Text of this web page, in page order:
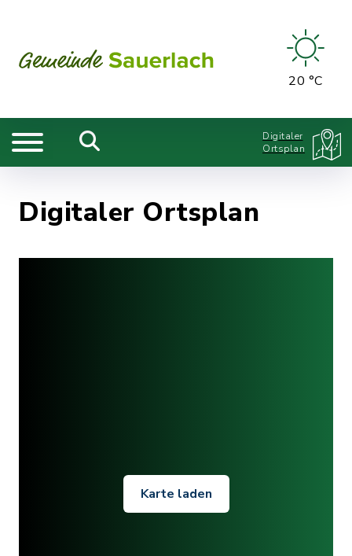
20 °C
Digitaler
Ortsplan
Digitaler Ortsplan
Karte laden